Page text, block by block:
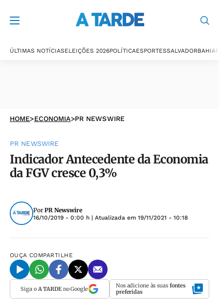
ÚLTIMAS NOTÍCIASELEIÇÕES 2026POLÍTICAESPORTESSALVADORBAHIA
HOME>ECONOMIA>PR NEWSWIRE
PR NEWSWIRE
Indicador Antecedente da Economia
da FGV cresce 0,3%
Por PR Newswire
16/10/2019 - 0:00 h | Atualizada em 19/11/2021 - 10:18
OUÇA COMPARTILHE
Siga o A TARDEno Google Nos adicione às suas fontes
preferidas